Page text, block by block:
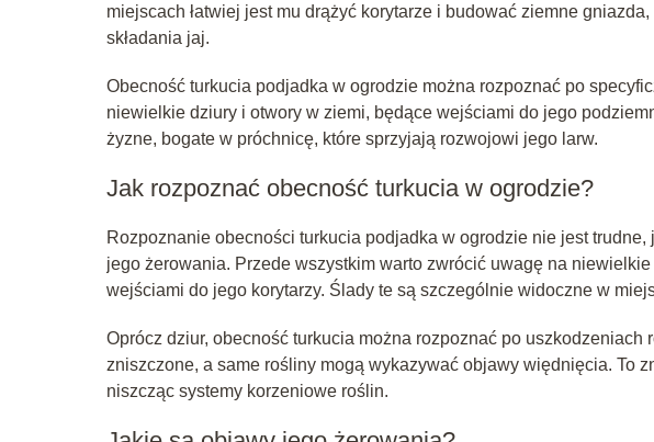
miejscach łatwiej jest mu drążyć korytarze i budować ziemne
składania jaj.
Obecność turkucia podjadka w ogrodzie można rozpoznać po
niewielkie dziury i otwory w ziemi, będące wejściami do jego
żyzne, bogate w próchnicę, które sprzyjają rozwojowi jego larw.
Jak rozpoznać obecność turkucia w ogrodzie?
Rozpoznanie obecności turkucia podjadka w ogrodzie nie jest
jego żerowania. Przede wszystkim warto zwrócić uwagę na
wejściami do jego korytarzy. Ślady te są szczególnie widoczne w
Oprócz dziur, obecność turkucia można rozpoznać po
zniszczone, a same rośliny mogą wykazywać objawy więdnięcia. To
niszcząc systemy korzeniowe roślin.